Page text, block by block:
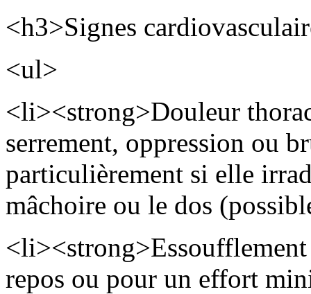
<h3>Signes
<ul>
<li><strong>Douleur
serrement, oppression ou
particulièrement si elle
mâchoire ou le dos
repos ou pour un effort